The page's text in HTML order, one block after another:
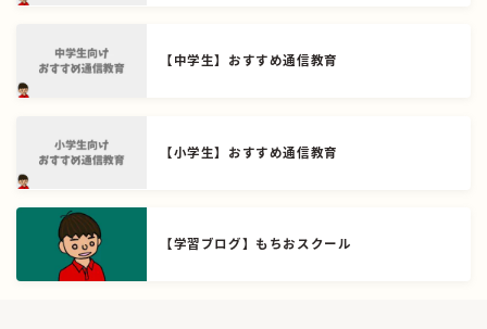
【中学生】おすすめ通信教育
【小学生】おすすめ通信教育
【学習ブログ】もちおスクール